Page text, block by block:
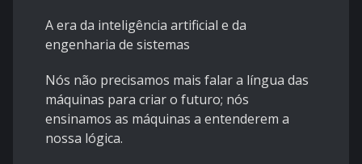
​A era da inteligência artificial e da
engenharia de sistemas
​Nós não precisamos mais falar a língua das
máquinas para criar o futuro; nós
ensinamos as máquinas a entenderem a
nossa lógica.